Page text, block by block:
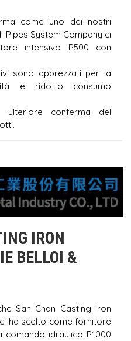
come uno dei nostri
Pipes System Company ci
intensivo P500 con
sono apprezzati per la
e ridotto consumo
conferma del
IRON
BELLOI &
San Chan Casting Iron
ha scelto come fornitore
idraulico P1000